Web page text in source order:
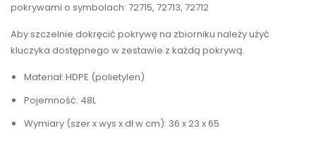
pokrywami o symbolach: 72715, 72713, 72712
Aby szczelnie dokręcić pokrywę na zbiorniku należy użyć
kluczyka dostępnego w zestawie z każdą pokrywą.
Materiał: HDPE (polietylen)
Pojemność: 48L
Wymiary (szer x wys x dł w cm): 36 x 23 x 65